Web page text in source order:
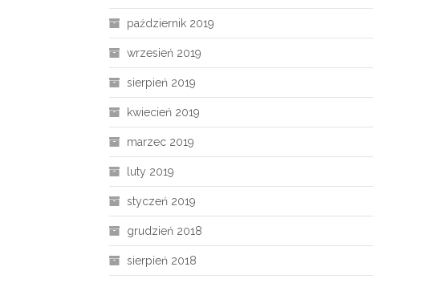
październik 2019
wrzesień 2019
sierpień 2019
kwiecień 2019
marzec 2019
luty 2019
styczeń 2019
grudzień 2018
sierpień 2018